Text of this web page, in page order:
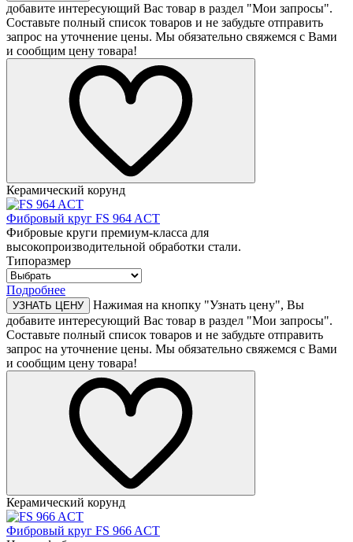
добавите интересующий Вас товар в раздел "Мои запросы".
Составьте полный список товаров и не забудьте отправить
запрос на уточнение цены. Мы обязательно свяжемся с Вами
и сообщим цену товара!
Керамический корунд
Фибровый круг FS 964 ACT
Фибровые круги премиум-класса для
высокопроизводительной обработки стали.
Типоразмер
Подробнее
УЗНАТЬ ЦЕНУ
Нажимая на кнопку "Узнать цену", Вы
добавите интересующий Вас товар в раздел "Мои запросы".
Составьте полный список товаров и не забудьте отправить
запрос на уточнение цены. Мы обязательно свяжемся с Вами
и сообщим цену товара!
Керамический корунд
Фибровый круг FS 966 ACT